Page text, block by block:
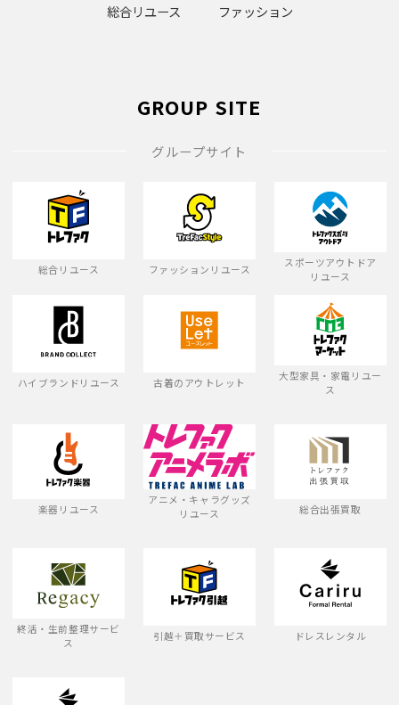
総合リユース ファッション
GROUP SITE
グループサイト
総合リユース ファッションリユース
スポーツアウトドア
リユース
ハイブランドリユース 古着のアウトレット
大型家具・家電リユー
ス
楽器リユース
アニメ・キャラグッズ
リユース
総合出張買取
終活・生前整理サービ
ス
引越＋買取サービス ドレスレンタル